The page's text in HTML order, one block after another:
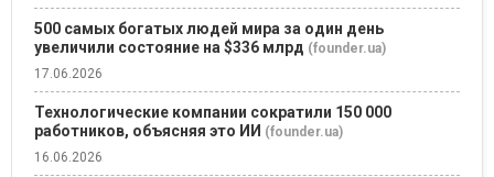
500 самых богатых людей мира за один день
увеличили состояние на $336 млрд (founder.ua)
17.06.2026
Технологические компании сократили 150 000
работников, объясняя это ИИ (founder.ua)
16.06.2026